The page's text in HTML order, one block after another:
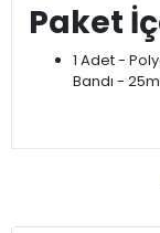
Paket
1 Adet -
Bandı -